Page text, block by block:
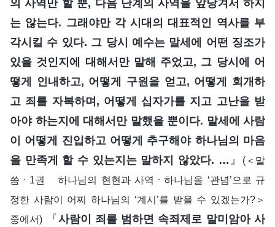
의 사역만 할 뿐, 다음 단계의 사역을 앞당겨서 하지
는 않는다. 그래야만 각 시대의 대표적인 역사를 부
각시킬 수 있다. 그 당시 예수는 말세에 어떤 징조가
있을 것인지에 대해서만 말해 주었고, 그 당시에 어
떻게 인내하고, 어떻게 구원을 얻고, 어떻게 회개하
고 죄를 자복하며, 어떻게 십자가를 지고 고난을 받
아야 하는지에 대해서만 말했을 뿐이다. 말세에 사람
이 어떻게 진입하고 어떻게 추구해야 하나님의 마음
을 만족게 할 수 있는지는 말하지 않았다. … 』
(＜말
씀ㆍ1권 하나님의 현현과 사역ㆍ하나님을 ‘관념’으로 규
정한 사람이 어찌 하나님의 ‘계시’를 받을 수 있겠는가?＞
중에서) 『 사람이 죄를 범하면 속죄제로 말미암아 사